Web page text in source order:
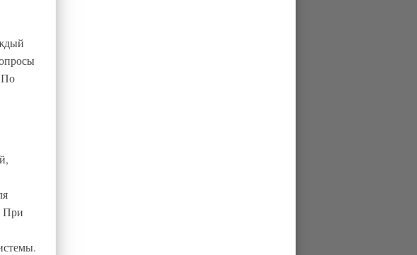
По
При